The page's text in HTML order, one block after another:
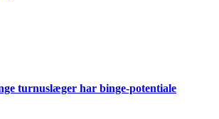
turnuslæger har binge-potentiale